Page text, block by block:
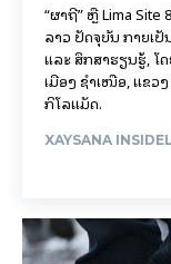
“ຜາຖີ່” ຫຼື Lima
ລາວ ປັດຈຸບັນ ກາຍ
ແລະ ສຶກສາຮຽນຮູ້, ໂ
ເມືອງ ຊໍາເໜືອ, ແຂ
ກິ​ໂລ​ແມັດ.
XAYSANA